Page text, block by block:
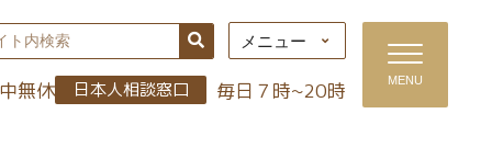
メニュー
無休 日本人相談窓口 毎日７時~20時 MENU